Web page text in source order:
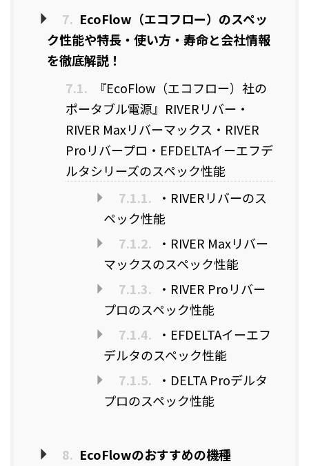
7. EcoFlow（エコフロー）のスペッ
ク性能や特長・使い方・寿命と会社情報
を徹底解説！
7.1.
『EcoFlow（エコフロー）社の
ポータブル電源』RIVERリバー・
RIVER Maxリバーマックス・RIVER
Proリバープロ・EFDELTAイーエフデ
ルタシリーズのスペック性能
7.1.1.
・RIVERリバーのス
ペック性能
7.1.2.
・RIVER Maxリバー
マックスのスペック性能
7.1.3.
・RIVER Proリバー
プロのスペック性能
7.1.4.
・EFDELTAイーエフ
デルタのスペック性能
7.1.5.
・DELTA Proデルタ
プロのスペック性能
8. EcoFlowのおすすめの機種